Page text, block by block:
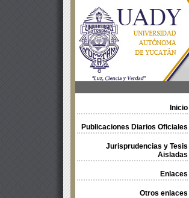
Inicio
Publicaciones Diarios Oficiales
Jurisprudencias y Tesis
Aisladas
Enlaces
Otros enlaces